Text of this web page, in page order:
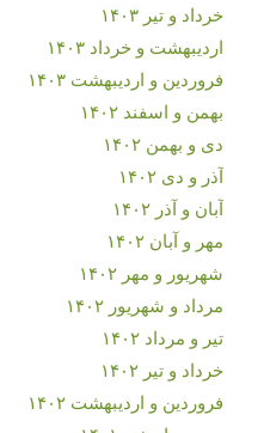
خرداد و تیر ۱۴۰۳
اردیبهشت و خرداد ۱۴۰۳
فروردین و اردیبهشت ۱۴۰۳
بهمن و اسفند ۱۴۰۲
دی و بهمن ۱۴۰۲
آذر و دی ۱۴۰۲
آبان و آذر ۱۴۰۲
مهر و آبان ۱۴۰۲
شهریور و مهر ۱۴۰۲
مرداد و شهریور ۱۴۰۲
تیر و مرداد ۱۴۰۲
خرداد و تیر ۱۴۰۲
فروردین و اردیبهشت ۱۴۰۲